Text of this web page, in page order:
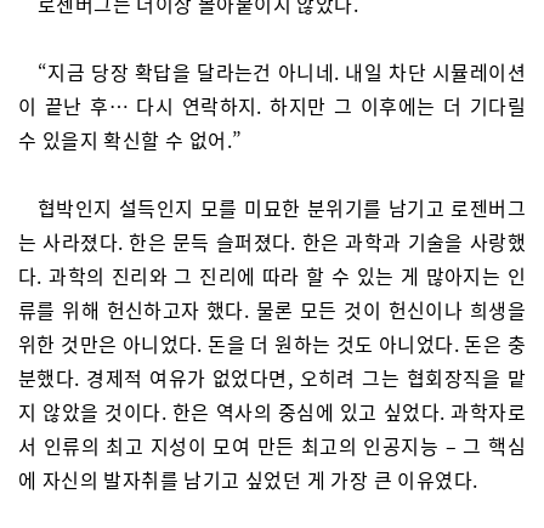
“지금 당장 확답을 달라는건 아니네. 내일 차단 시뮬레이션
이 끝난 후… 다시 연락하지. 하지만 그 이후에는 더 기다릴
수 있을지 확신할 수 없어.”
협박인지 설득인지 모를 미묘한 분위기를 남기고 로젠버그
는 사라졌다. 한은 문득 슬퍼졌다. 한은 과학과 기술을 사랑했
다. 과학의 진리와 그 진리에 따라 할 수 있는 게 많아지는 인
류를 위해 헌신하고자 했다. 물론 모든 것이 헌신이나 희생을
위한 것만은 아니었다. 돈을 더 원하는 것도 아니었다. 돈은 충
분했다. 경제적 여유가 없었다면, 오히려 그는 협회장직을 맡
지 않았을 것이다. 한은 역사의 중심에 있고 싶었다. 과학자로
서 인류의 최고 지성이 모여 만든 최고의 인공지능 – 그 핵심
에 자신의 발자취를 남기고 싶었던 게 가장 큰 이유였다.